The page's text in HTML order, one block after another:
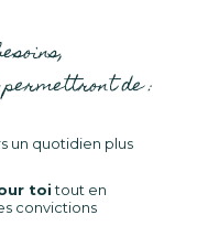
de :
un quotidien plus
toitout en
convictions